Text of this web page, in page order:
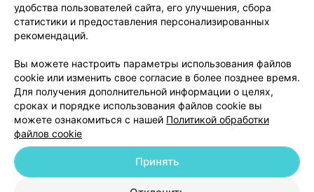
Написать руководителю 103.by
Обработка персональных данных
© 2026 ООО «Артокс Лаб», УНП 191700409
| 220012, Республика Беларусь,
удобства пользователей сайта, его улучшения, сбора
статистики и предоставления персонализированных
рекомендаций.
Вы можете настроить параметры использования файлов
cookie или изменить свое согласие в более позднее время.
Для получения дополнительной информации о целях,
сроках и порядке использования файлов cookie вы
можете ознакомиться с нашей Политикой обработки
файлов cookie
Принять